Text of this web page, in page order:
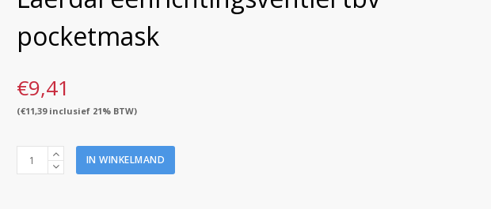
pocketmask
€9,41
(€11,39inclusief 21% BTW)
Laerdal
eenrichtingsventiel
IN WINKELMAND